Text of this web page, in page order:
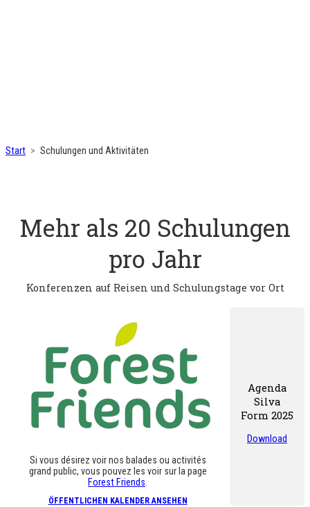
Start Schulungen und Aktivitäten
Mehr als 20 Schulungen
pro Jahr
Konferenzen auf Reisen und Schulungstage vor Ort
Si vous désirez voir nos balades ou activités
grand public, vous pouvez les voir sur la page
Forest Friends
ÖFFENTLICHEN KALENDER ANSEHEN
Agenda
Silva
Form 2025
Download